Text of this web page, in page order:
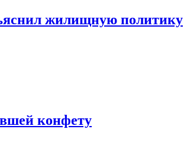
жилищную политику
конфету